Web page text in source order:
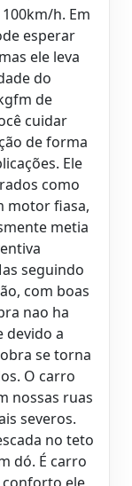
h. Em
esperar
ele leva
do
de
cuidar
de forma
Ele
como
motor fiasa,
metia
seguindo
com boas
nao ha
devido a
se torna
O carro
nossas ruas
severos.
no teto
dó. É carro